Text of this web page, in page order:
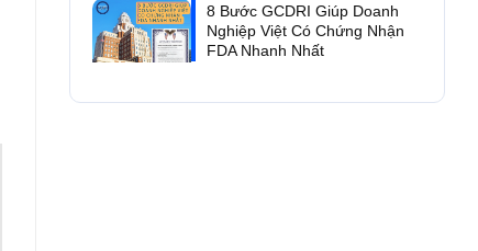
8 Bước GCDRI Giúp Doanh
Nghiệp Việt Có Chứng Nhận
FDA Nhanh Nhất